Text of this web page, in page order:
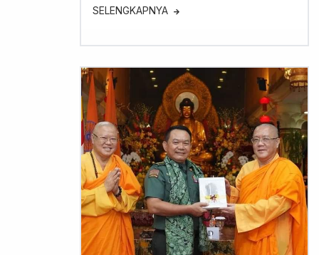
SELENGKAPNYA